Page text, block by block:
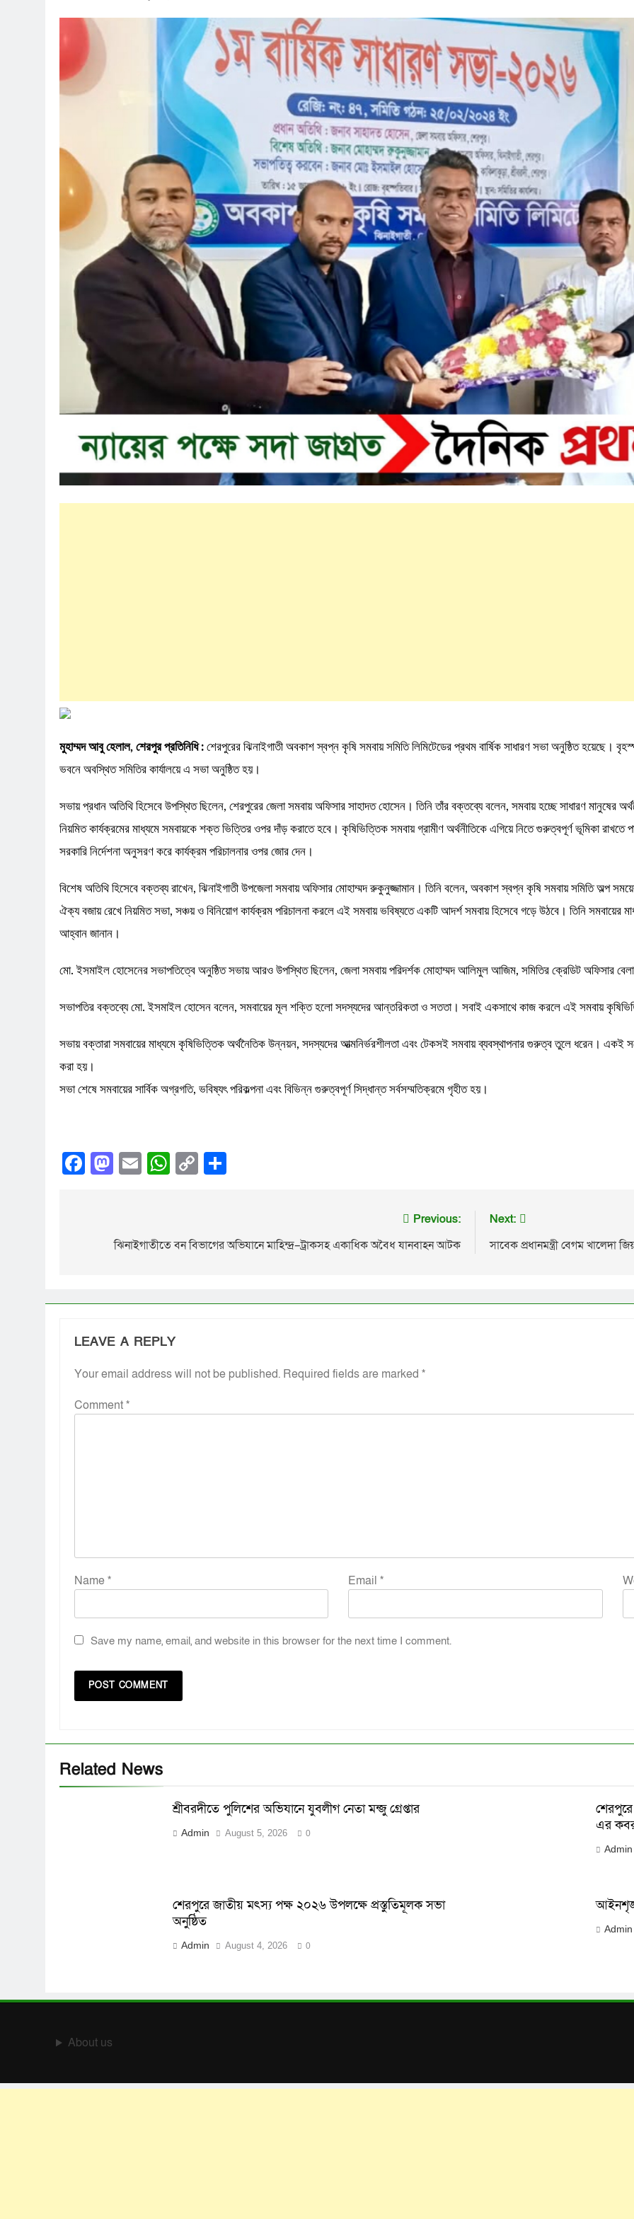
মুহাম্মদ আবু হেলাল, শেরপুর প্রতিনিধি : শেরপুরের ঝিনাইগাতী অবকাশ স্বপ্ন কৃষি সমবায় সমিতি লিমিটেডের প্রথম বার্ষিক সাধারণ সভা অনুষ্ঠিত হয়েছে।
ভবনে অবস্থিত সমিতির কার্যালয়ে এ সভা অনুষ্ঠিত হয়।
সভায় প্রধান অতিথি হিসেবে উপস্থিত ছিলেন, শেরপুরের জেলা সমবায় অফিসার সাহাদত হোসেন। তিনি তাঁর বক্তব্যে বলেন, সমবায় হচ্ছে সাধারণ মানুষের
নিয়মিত কার্যক্রমের মাধ্যমে সমবায়কে শক্ত ভিত্তির ওপর দাঁড় করাতে হবে। কৃষিভিত্তিক সমবায় গ্রামীণ অর্থনীতিকে এগিয়ে নিতে গুরুত্বপূর্ণ ভূমিকা রাখতে
সরকারি নির্দেশনা অনুসরণ করে কার্যক্রম পরিচালনার ওপর জোর দেন।
বিশেষ অতিথি হিসেবে বক্তব্য রাখেন, ঝিনাইগাতী উপজেলা সমবায় অফিসার মোহাম্মদ রুকুনুজ্জামান। তিনি বলেন, অবকাশ স্বপ্ন কৃষি সমবায় সমিতি অল্প
ঐক্য বজায় রেখে নিয়মিত সভা, সঞ্চয় ও বিনিয়োগ কার্যক্রম পরিচালনা করলে এই সমবায় ভবিষ্যতে একটি আদর্শ সমবায় হিসেবে গড়ে উঠবে। তিনি সমবায়ের
আহ্বান জানান।
মো. ইসমাইল হোসেনের সভাপতিত্বে অনুষ্ঠিত সভায় আরও উপস্থিত ছিলেন, জেলা সমবায় পরিদর্শক মোহাম্মদ আলিমুল আজিম, সমিতির ক্রেডিট অফিসার
সভাপতির বক্তব্যে মো. ইসমাইল হোসেন বলেন, সমবায়ের মূল শক্তি হলো সদস্যদের আন্তরিকতা ও সততা। সবাই একসাথে কাজ করলে এই সমবায়
সভায় বক্তারা সমবায়ের মাধ্যমে কৃষিভিত্তিক অর্থনৈতিক উন্নয়ন, সদস্যদের আত্মনির্ভরশীলতা এবং টেকসই সমবায় ব্যবস্থাপনার গুরুত্ব তুলে ধরেন। একই
করা হয়।
সভা শেষে সমবায়ের সার্বিক অগ্রগতি, ভবিষ্যৎ পরিকল্পনা এবং বিভিন্ন গুরুত্বপূর্ণ সিদ্ধান্ত সর্বসম্মতিক্রমে গৃহীত হয়।
Facebook
Mastodon
EmailWhatsApp
Copy
Previous:
ঝিনাইগাতীতে বন বিভাগের অভিযানে মাহিন্দ্র–ট্রাকসহ একাধিক অবৈধ যানবাহন আটক
Next:
সাবেক প্রধানমন্ত্রী বেগম খালেদা
LEAVE A REPLY
Your email address will not be published. Required fields are marked *
Comment*
Name* Email*
Save my name, email, and website in this browser for the next time I comment.
Related News
শ্রীবরদীতে পুলিশের অভিযানে যুবলীগ নেতা মন্জু গ্রেপ্তার
Admin August 5, 2026 0
এর
Admin
শেরপুরে জাতীয় মৎস্য পক্ষ ২০২৬ উপলক্ষে প্রস্তুতিমূলক সভা
অনুষ্ঠিত
Admin August 4, 2026 0
Admin
About us